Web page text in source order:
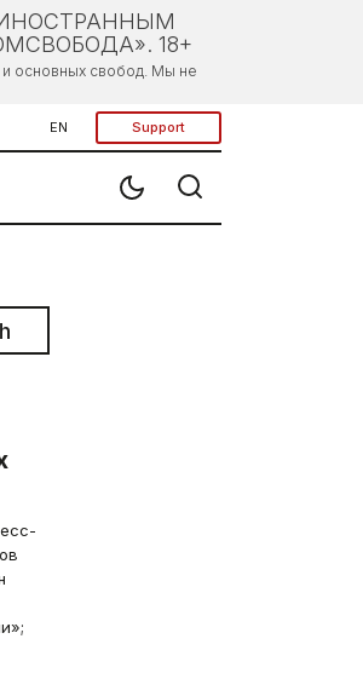
18+
и основных свобод. Мы не
EN Support